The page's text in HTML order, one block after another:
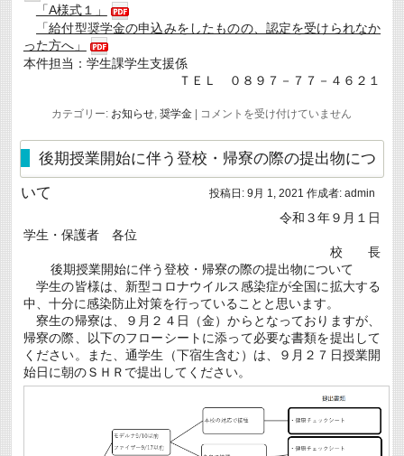
い
「A様式１」
「給付型奨学金の申込みをしたものの、認定を受けられなか
った方へ」
本件担当：学生課学生支援係
ＴＥＬ ０８９７－７７－４６２１
カテゴリー: お知らせ ,奨学金
令
３
年
度
各
種
次
採
用）
の
ご
案
内
に
つ
い
（周
知）
(9/30
締
コメントを受け付けていません
後期授業開始に伴う登校・帰寮の際の提出物につ
いて
投稿日: 9月 1, 2021 作成者: admin
令和３年９月１日
学生・保護者 各位
校 長
後期授業開始に伴う登校・帰寮の際の提出物について
学生の皆様は、新型コロナウイルス感染症が全国に拡大する
中、十分に感染防止対策を行っていることと思います。
寮生の帰寮は、９月２４日（金）からとなっておりますが、
帰寮の際、以下のフローシートに添って必要な書類を提出して
ください。また、通学生（下宿生含む）は、９月２７日授業開
始日に朝のＳＨＲで提出してください。